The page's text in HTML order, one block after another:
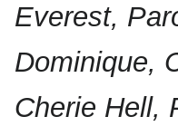
Everest,
Dominique,
Cherie Hell,